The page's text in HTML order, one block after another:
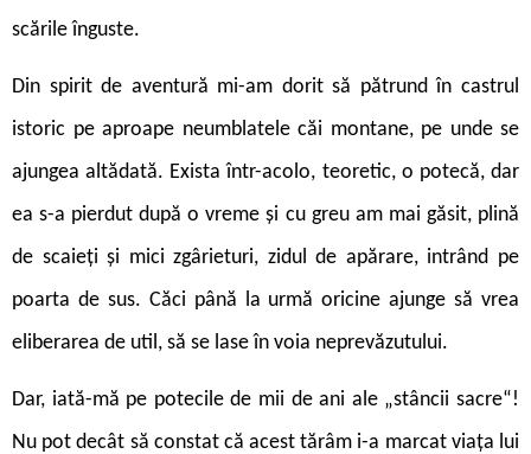
scările înguste.
Din spirit de aventură mi-am dorit să pătrund în castrul
istoric pe aproape neumblatele căi montane, pe unde se
ajungea altădată. Exista într-acolo, teoretic, o potecă, dar
ea s-a pierdut după o vreme și cu greu am mai găsit, plină
de scaieți și mici zgârieturi, zidul de apărare, intrând pe
poarta de sus. Căci până la urmă oricine ajunge să vrea
eliberarea de util, să se lase în voia neprevăzutului.
Dar, iată-mă pe potecile de mii de ani ale „stâncii sacre“!
Nu pot decât să constat că acest tărâm i-a marcat viața lui